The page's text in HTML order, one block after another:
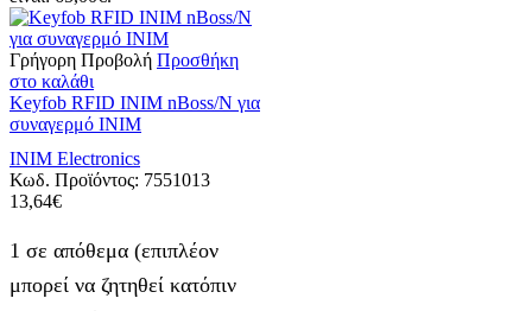
Γρήγορη Προβολή Προσθήκη
στο καλάθι
Keyfob RFID INIM nBoss/N για
συναγερμό INIM
INIM Electronics
Κωδ. Προϊόντος: 7551013
13,64€
1 σε απόθεμα (επιπλέον
μπορεί να ζητηθεί κατόπιν